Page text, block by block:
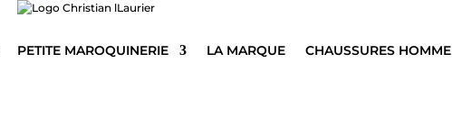
PETITE MAROQUINERIE LA MARQUE CHAUSSURES HOMME